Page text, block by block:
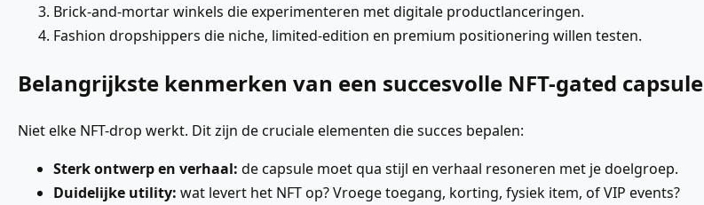
Brick-and-mortar winkels die experimenteren met digitale productlanceringen.
Fashion dropshippers die niche, limited-edition en premium positionering willen testen.
Belangrijkste kenmerken van een succesvolle NFT-gated capsule
Niet elke NFT-drop werkt. Dit zijn de cruciale elementen die succes bepalen:
Sterk ontwerp en verhaal: de capsule moet qua stijl en verhaal resoneren met je doelgroep.
Duidelijke utility: wat levert het NFT op? Vroege toegang, korting, fysiek item, of VIP events?